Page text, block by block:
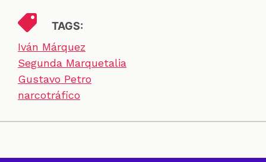
TAGS:
Iván Márquez
Segunda Marquetalia
Gustavo Petro
narcotráfico